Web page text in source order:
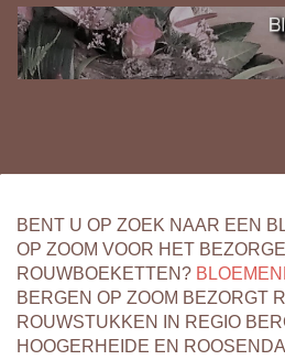
BENT U OP ZOEK NAAR EEN
OP ZOOM VOOR HET
ROUWBOEKETTEN?
BERGEN OP ZOOM BEZORGT
ROUWSTUKKEN IN REGIO
HOOGERHEIDE EN